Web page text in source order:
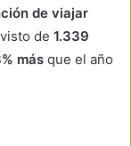
de viajar
de 1.339
más que el año